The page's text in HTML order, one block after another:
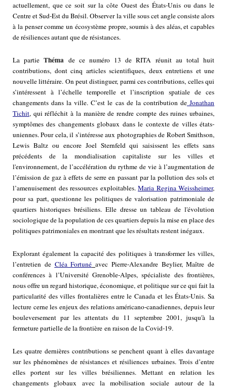
actuellement, que ce soit sur la côte Ouest des États-Unis ou dans le
Centre et Sud-Est du Brésil. Observer la ville sous cet angle consiste alors
à la penser comme un écosystème propre, soumis à des aléas, et capables
de résiliences autant que de résistances.
La partieThéma de ce numéro 13 de RITA réunit au total huit
contributions, dont cinq articles scientifiques, deux entretiens et une
nouvelle littéraire. On peut distinguer, parmi ces contributions, celles qui
s’intéressent à l’échelle temporelle et l’inscription spatiale de ces
changements dans la ville. C’est le cas de la contribution deJonathan
Tichit, qui réfléchit à la manière de rendre compte des ruines urbaines,
symptômes des changements globaux dans le contexte de villes états-
uniennes. Pour cela, il s’intéresse aux photographies de Robert Smithson,
Lewis Baltz ou encore Joel Sternfeld qui saisissent les effets sans
précédents de la mondialisation capitaliste sur les villes et
l'environnement, de l’accélération du rythme de vie à l’augmentation de
l’émission de gaz à effets de serre en passant par la pollution des sols et
l’amenuisement des ressources exploitables. Maria Regina Weissheimer,
pour sa part, questionne les politiques de valorisation patrimoniale de
quartiers historiques brésiliens. Elle dresse un tableau de l'évolution
sociologique de la population de ces quartiers depuis la mise en place des
politiques patrimoniales en montrant que les résultats restent inégaux.
Explorant également la capacité des politiques à transformer les villes,
l’entretien de Cléa Fortuné avec Pierre-Alexandre Beylier, Maître de
conférences à l’Université Grenoble-Alpes, spécialiste des frontières,
nous offre un regard historique, économique, et politique sur ce qui fait la
particularité des villes frontalières entre le Canada et les États-Unis. Sa
lecture cerne les enjeux des relations américano-canadiennes, depuis leur
bouleversement par les attentats du 11 septembre 2001, jusqu'à la
fermeture partielle de la frontière en raison de la Covid-19.
Les quatre dernières contributions se penchent quant à elles davantage
sur les phénomènes de résistances et résiliences urbaines. Trois d’entre
elles portent sur les villes brésiliennes. Mettant en relation les
changements globaux avec la mobilisation sociale autour de la